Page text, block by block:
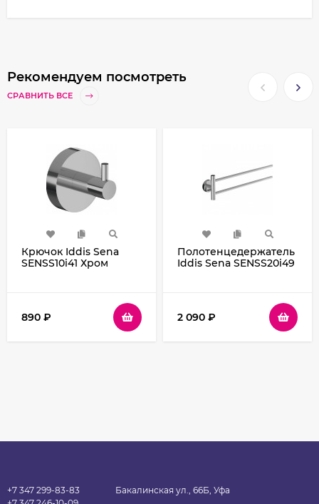
Рекомендуем посмотреть
СРАВНИТЬ ВСЕ
Крючок Iddis Sena
SENSS10i41 Хром
890 ₽
Полотенцедержатель
Iddis Sena SENSS20i49
2 090 ₽
+7 347 299-83-83
Бакалинская ул., 66Б, Уфа